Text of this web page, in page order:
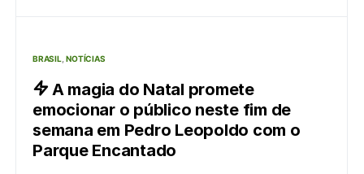
BRASIL NOTÍCIAS
A magia do Natal promete
emocionar o público neste fim de
semana em Pedro Leopoldo com o
Parque Encantado